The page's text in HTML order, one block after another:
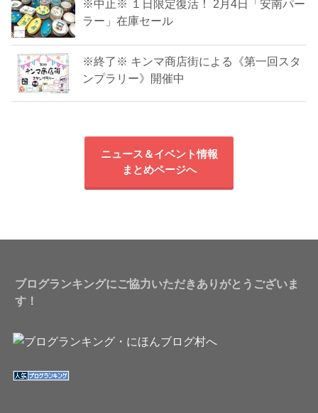
※中止※ １日限定復活！ 2月4日「安南パー
ラー」在庫セール
※終了※ キンマ商店街による《第一回スタ
ンプラリー》開催中
ニュース＆イベント情報
まとめページへ
ブログランキングにご協力いただきありがとうございま
す！